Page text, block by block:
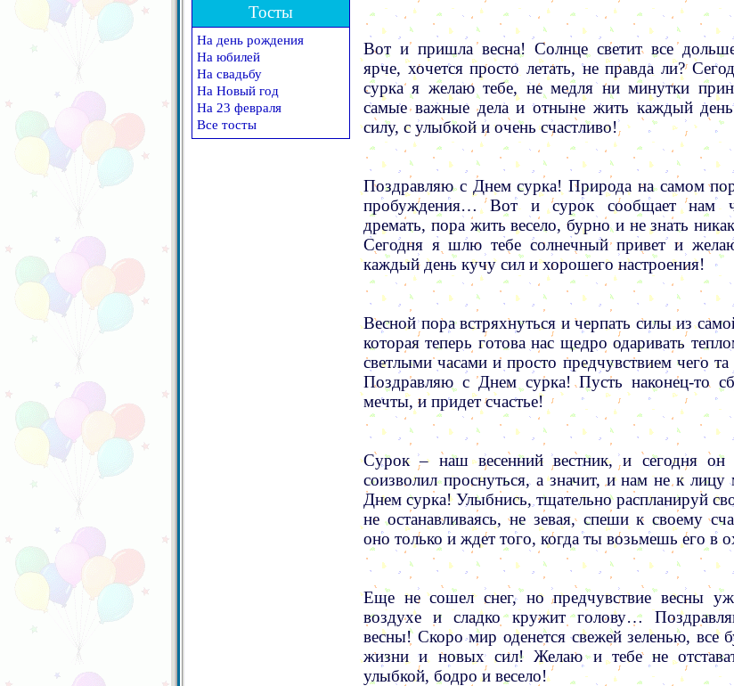
Вот и пришла весна! Солнце светит все
ярче, хочется просто летать, не правда ли?
сурка я желаю тебе, не медля ни минутки
самые важные дела и отныне жить каждый
силу, с улыбкой и очень счастливо!
Поздравляю с Днем сурка! Природа на самом
пробуждения… Вот и сурок сообщает нам
дремать, пора жить весело, бурно и не знать
Сегодня я шлю тебе солнечный привет и
каждый день кучу сил и хорошего настроения!
Весной пора встряхнуться и черпать силы из
которая теперь готова нас щедро одаривать
светлыми часами и просто предчувствием чего та
Поздравляю с Днем сурка! Пусть наконец-то
мечты, и придет счастье!
Сурок – наш весенний вестник, и сегодня он
соизволил проснуться, а значит, и нам не к
Днем сурка! Улыбнись, тщательно распланируй
не останавливаясь, не зевая, спеши к своему
оно только и ждет того, когда ты возьмешь его в
Еще не сошел снег, но предчувствие весны
воздухе и сладко кружит голову…
весны! Скоро мир оденется свежей зеленью, все
жизни и новых сил! Желаю и тебе не
улыбкой, бодро и весело!
Тосты
На день рождения
На юбилей
На свадьбу
На Новый год
На 23 февраля
Все тосты